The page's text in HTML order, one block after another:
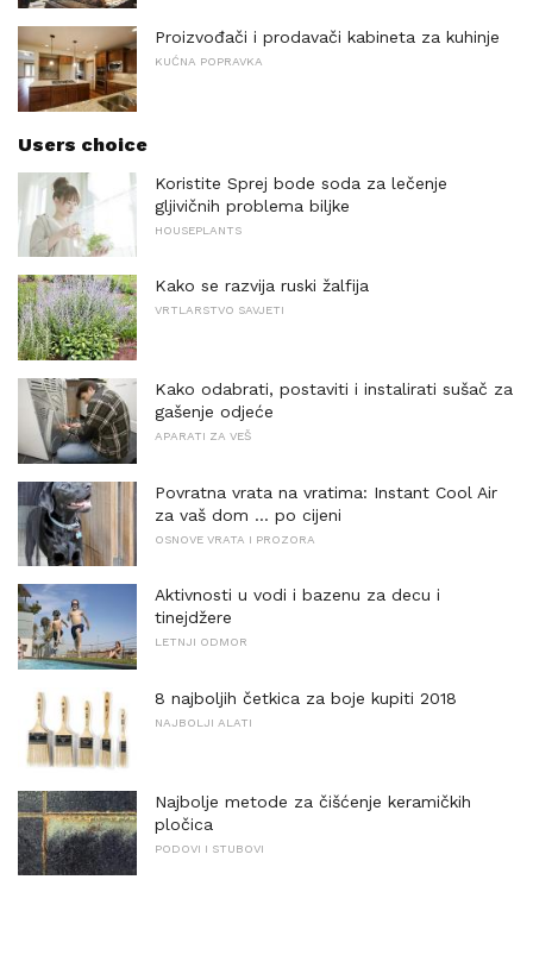
Proizvođači i prodavači kabineta za kuhinje
KUĆNA POPRAVKA
Users choice
Koristite Sprej bode soda za lečenje
gljivičnih problema biljke
HOUSEPLANTS
Kako se razvija ruski žalfija
VRTLARSTVO SAVJETI
Kako odabrati, postaviti i instalirati sušač za
gašenje odjeće
APARATI ZA VEŠ
Povratna vrata na vratima: Instant Cool Air
za vaš dom ... po cijeni
OSNOVE VRATA I PROZORA
Aktivnosti u vodi i bazenu za decu i
tinejdžere
LETNJI ODMOR
8 najboljih četkica za boje kupiti 2018
NAJBOLJI ALATI
Najbolje metode za čišćenje keramičkih
pločica
PODOVI I STUBOVI